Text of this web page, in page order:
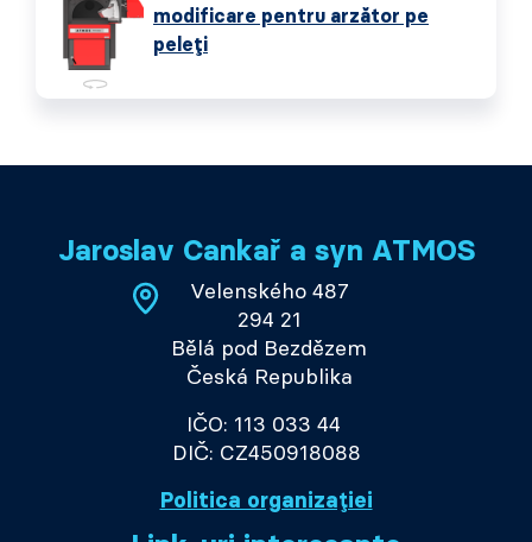
modificare pentru arzător pe
peleți
Jaroslav Cankař a syn ATMOS
Velenského 487
294 21
Bělá pod Bezdězem
Česká Republika
IČO: 113 033 44
DIČ: CZ450918088
Politica organizației